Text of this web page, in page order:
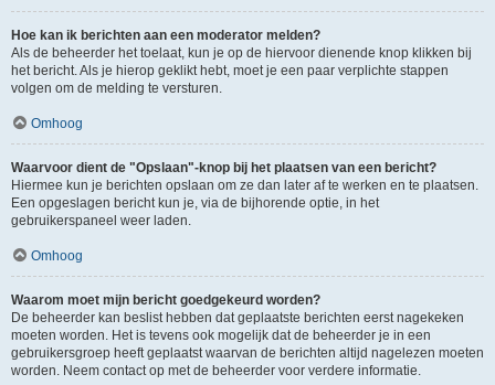
Hoe kan ik berichten aan een moderator melden?
Als de beheerder het toelaat, kun je op de hiervoor dienende knop klikken bij
het bericht. Als je hierop geklikt hebt, moet je een paar verplichte stappen
volgen om de melding te versturen.
Omhoog
Waarvoor dient de "Opslaan"-knop bij het plaatsen van een bericht?
Hiermee kun je berichten opslaan om ze dan later af te werken en te plaatsen.
Een opgeslagen bericht kun je, via de bijhorende optie, in het
gebruikerspaneel weer laden.
Omhoog
Waarom moet mijn bericht goedgekeurd worden?
De beheerder kan beslist hebben dat geplaatste berichten eerst nagekeken
moeten worden. Het is tevens ook mogelijk dat de beheerder je in een
gebruikersgroep heeft geplaatst waarvan de berichten altijd nagelezen moeten
worden. Neem contact op met de beheerder voor verdere informatie.